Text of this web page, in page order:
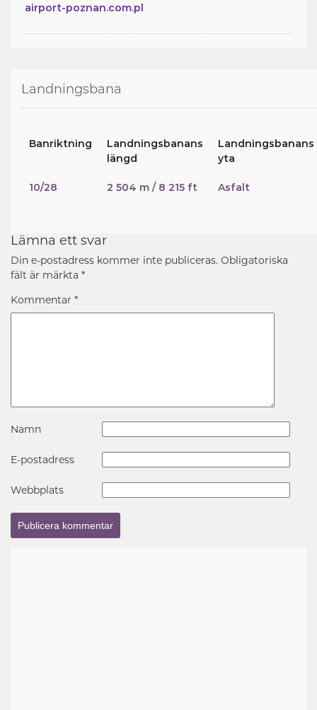
airport-poznan.com.pl
Landningsbana
Banriktning
Landningsbanans
längd
Landningsbanans
yta
10/28 2 504 m / 8 215 ft Asfalt
Lämna ett svar
Din e-postadress kommer inte publiceras. Obligatoriska
fält är märkta *
Kommentar *
Namn
E-postadress
Webbplats